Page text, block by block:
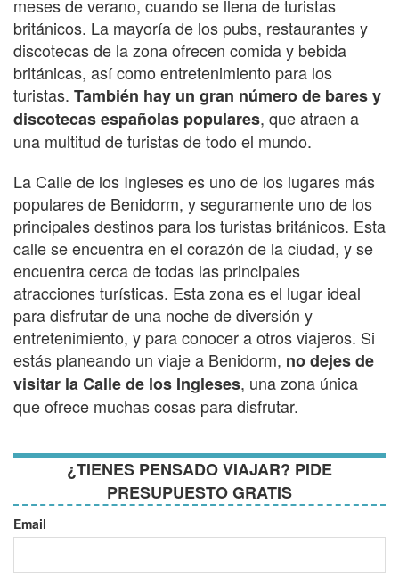
meses de verano, cuando se llena de turistas
británicos. La mayoría de los pubs, restaurantes y
discotecas de la zona ofrecen comida y bebida
británicas, así como entretenimiento para los
turistas. También hay un gran número de bares y
discotecas españolas populares, que atraen a
una multitud de turistas de todo el mundo.
La Calle de los Ingleses es uno de los lugares más
populares de Benidorm, y seguramente uno de los
principales destinos para los turistas británicos. Esta
calle se encuentra en el corazón de la ciudad, y se
encuentra cerca de todas las principales
atracciones turísticas. Esta zona es el lugar ideal
para disfrutar de una noche de diversión y
entretenimiento, y para conocer a otros viajeros. Si
estás planeando un viaje a Benidorm, no dejes de
visitar la Calle de los Ingleses, una zona única
que ofrece muchas cosas para disfrutar.
¿TIENES PENSADO VIAJAR? PIDE
PRESUPUESTO GRATIS
Email